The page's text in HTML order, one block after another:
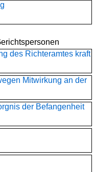
des Richteramtes kraft
Mitwirkung an der
der Befangenheit